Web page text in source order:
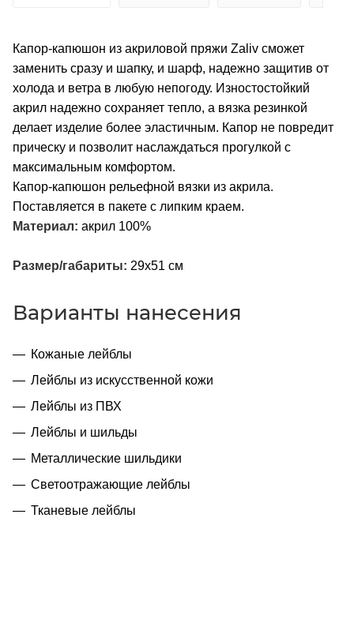
Капор-капюшон из акриловой пряжи Zaliv сможет
заменить сразу и шапку, и шарф, надежно защитив от
холода и ветра в любую непогоду. Изностостойкий
акрил надежно сохраняет тепло, а вязка резинкой
делает изделие более эластичным. Капор не повредит
прическу и позволит наслаждаться прогулкой с
максимальным комфортом.
Капор-капюшон рельефной вязки из акрила.
Поставляется в пакете с липким краем.
Материал: акрил 100%
Размер/габариты: 29х51 см
Варианты нанесения
Кожаные лейблы
Лейблы из искусственной кожи
Лейблы из ПВХ
Лейблы и шильды
Металлические шильдики
Светоотражающие лейблы
Тканевые лейблы